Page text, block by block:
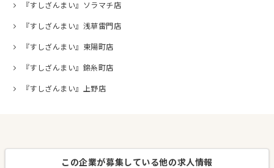
『すしざんまい』ソラマチ店
『すしざんまい』浅草雷門店
『すしざんまい』東陽町店
『すしざんまい』錦糸町店
『すしざんまい』上野店
この企業が募集している他の求人情報